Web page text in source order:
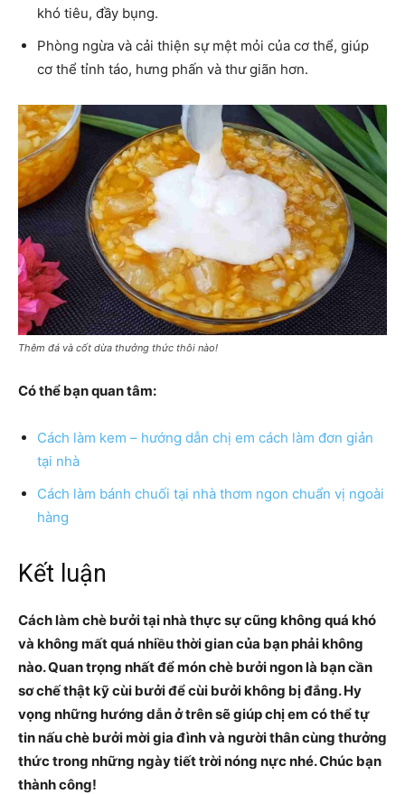
khó tiêu, đầy bụng.
Phòng ngừa và cải thiện sự mệt mỏi của cơ thể, giúp
cơ thể tỉnh táo, hưng phấn và thư giãn hơn.
Thêm đá và cốt dừa thưởng thức thôi nào!
Có thể bạn quan tâm:
Cách làm kem – hướng dẫn chị em cách làm đơn giản
tại nhà
Cách làm bánh chuối tại nhà thơm ngon chuẩn vị ngoài
hàng
Kết luận
Cách làm chè bưởi tại nhà thực sự cũng không quá khó
và không mất quá nhiều thời gian của bạn phải không
nào. Quan trọng nhất để món chè bưởi ngon là bạn cần
sơ chế thật kỹ cùi bưởi để cùi bưởi không bị đắng. Hy
vọng những hướng dẫn ở trên sẽ giúp chị em có thể tự
tin nấu chè bưởi mời gia đình và người thân cùng thưởng
thức trong những ngày tiết trời nóng nực nhé. Chúc bạn
thành công!